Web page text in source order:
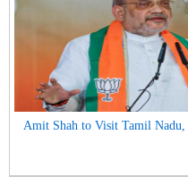
Amit Shah to Visit Tamil